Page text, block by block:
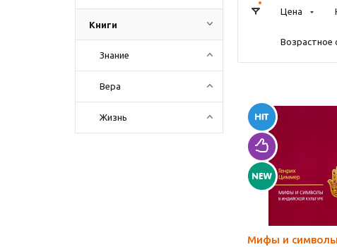
Книги
Знание
Вера
Жизнь
Цена
Возрастное
Мифы и